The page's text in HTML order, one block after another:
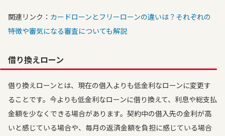
関連リンク： カードローンとフリーローンの違いは？それぞれの
特徴や審気になる審査についても解説
借り換えローン
借り換えローンとは、現在の借入よりも低金利なローンに変更す
ることです。今よりも低金利なローンに借り換えて、利息や総支払
金額を少なくできる場合があります。契約中の借入先の金利が高
いと感じている場合や、毎月の返済金額を負担に感じている場合